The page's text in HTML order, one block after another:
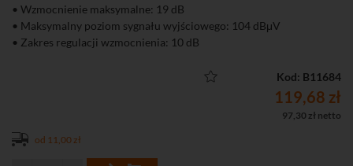
• Wzmocnienie maksymalne: 19 dB
• Maksymalny poziom sygnału wyjściowego: 104 dBμV
• Zakres regulacji wzmocnienia: 10 dB
Kod: B11684
119,68 zł
97,30 zł netto
od 11,00 zł